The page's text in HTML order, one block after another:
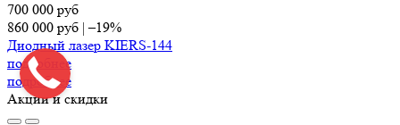
700 000 руб
860 000 руб |–19%
Диодный лазер KIERS-144
подробнее
подробнее
Акции и скидки